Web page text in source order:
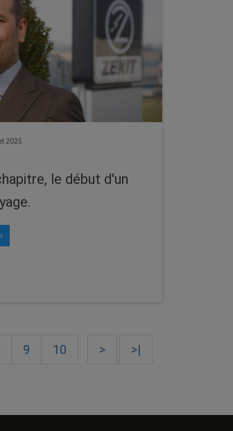
2025
le début d'un
9 10 > >|